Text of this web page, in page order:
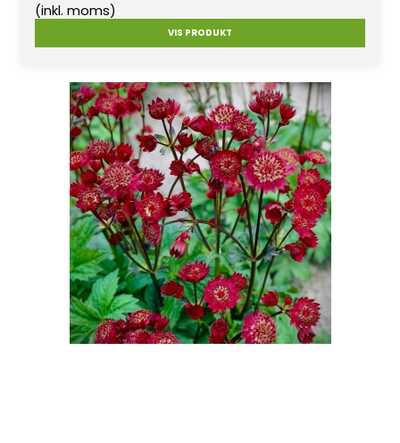
(inkl. moms)
VIS PRODUKT